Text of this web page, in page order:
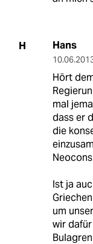
H Hans
Hört
mal
dass er
die
Ist ja
um
wir